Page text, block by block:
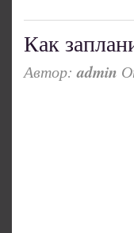
Как
Автор:admin